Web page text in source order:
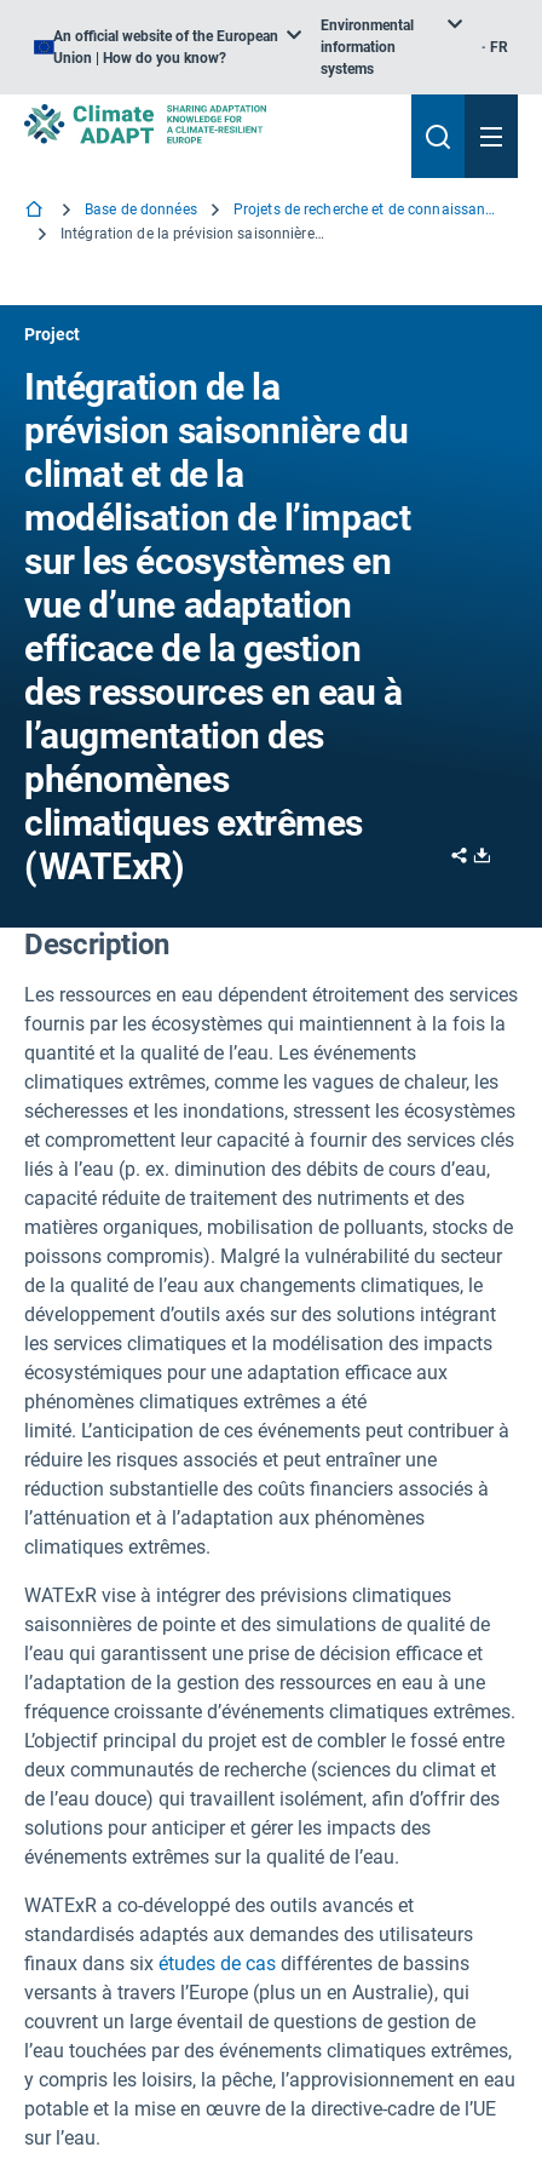
An official website of the European
Union | How do you know?
Environmental
information
systems
FR
Base de données
Projets de recherche et de connaissance
Intégration de la prévision saisonnière du climat et de la modélisation de l’impact sur les écosystèmes en vue d’une adaptation efficace de la gestion des ressources en eau à l’augmentation des phénomènes climatiques extrêmes
Project
Intégration de la
prévision saisonnière du
climat et de la
modélisation de l’impact
sur les écosystèmes en
vue d’une adaptation
efficace de la gestion
des ressources en eau à
l’augmentation des
phénomènes
climatiques extrêmes
(WATExR)
Share
Description
Les ressources en eau dépendent étroitement des services
fournis par les écosystèmes qui maintiennent à la fois la
quantité et la qualité de l’eau. Les événements
climatiques extrêmes, comme les vagues de chaleur, les
sécheresses et les inondations, stressent les écosystèmes
et compromettent leur capacité à fournir des services clés
liés à l’eau (p. ex. diminution des débits de cours d’eau,
capacité réduite de traitement des nutriments et des
matières organiques, mobilisation de polluants, stocks de
poissons compromis). Malgré la vulnérabilité du secteur
de la qualité de l’eau aux changements climatiques, le
développement d’outils axés sur des solutions intégrant
les services climatiques et la modélisation des impacts
écosystémiques pour une adaptation efficace aux
phénomènes climatiques extrêmes a été
limité. L’anticipation de ces événements peut contribuer à
réduire les risques associés et peut entraîner une
réduction substantielle des coûts financiers associés à
l’atténuation et à l’adaptation aux phénomènes
climatiques extrêmes.
WATExR vise à intégrer des prévisions climatiques
saisonnières de pointe et des simulations de qualité de
l’eau qui garantissent une prise de décision efficace et
l’adaptation de la gestion des ressources en eau à une
fréquence croissante d’événements climatiques extrêmes.
L’objectif principal du projet est de combler le fossé entre
deux communautés de recherche (sciences du climat et
de l’eau douce) qui travaillent isolément, afin d’offrir des
solutions pour anticiper et gérer les impacts des
événements extrêmes sur la qualité de l’eau.
WATExR a co-développé des outils avancés et
standardisés adaptés aux demandes des utilisateurs
finaux dans six études de cas différentes de bassins
versants à travers l’Europe (plus un en Australie), qui
couvrent un large éventail de questions de gestion de
l’eau touchées par des événements climatiques extrêmes,
y compris les loisirs, la pêche, l’approvisionnement en eau
potable et la mise en œuvre de la directive-cadre de l’UE
sur l’eau.